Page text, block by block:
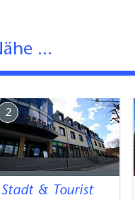
eingeschränkter
Unser engagiertes
um Ihre
...
2
Stadt & Tourist